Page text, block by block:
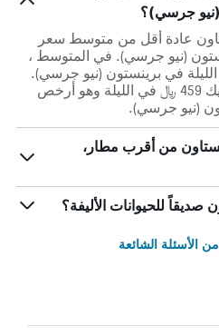
عادة أقل من متوسط ​​سعر
في برينستون (نيو جرسي). في المتوسط ،
هو 766 ﷼ في الليلة في برينستون (نيو جرسي).
هامبتون إن برينستاون سيعطيك 459 ﷼ في الليلة وهو أرخص
من أقرب مطار،
صديقاً للحيوانات الأليفة؟
الأسئلة الشائعة